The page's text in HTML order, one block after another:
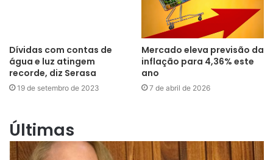
água e luz atingem
recorde, diz Serasa
19 de setembro de 2023
Mercado eleva previsão da
inflação para 4,36% este
ano
7 de abril de 2026
Últimas